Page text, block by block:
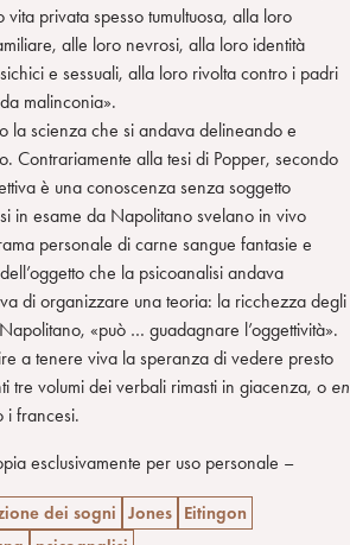
vita privata spesso tumultuosa, alla loro
alle loro nevrosi, alla loro identità
e sessuali, alla loro rivolta contro i padri
malinconia».
la scienza che si andava delineando e
Contrariamente alla tesi di Popper, secondo
è una conoscenza senza soggetto
in esame da Napolitano svelano in vivo
personale di carne sangue fantasie e
che la psicoanalisi andava
di organizzare una teoria: la ricchezza degli
«può … guadagnare l’oggettività».
a tenere viva la speranza di vedere presto
tre volumi dei verbali rimasti in giacenza, o en
i francesi.
esclusivamente per uso personale –
dei sogni Jones
Eitingon